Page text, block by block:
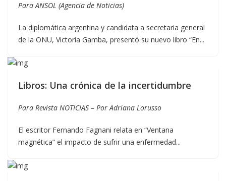
Para ANSOL (Agencia de Noticias)
La diplomática argentina y candidata a secretaria general
de la ONU, Victoria Gamba, presentó su nuevo libro “En...
Libros: Una crónica de la incertidumbre
Para Revista NOTICIAS – Por Adriana Lorusso
El escritor Fernando Fagnani relata en “Ventana
magnética” el impacto de sufrir una enfermedad...